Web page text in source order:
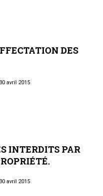
DES
avril 2015
INTERDITS PAR
avril 2015